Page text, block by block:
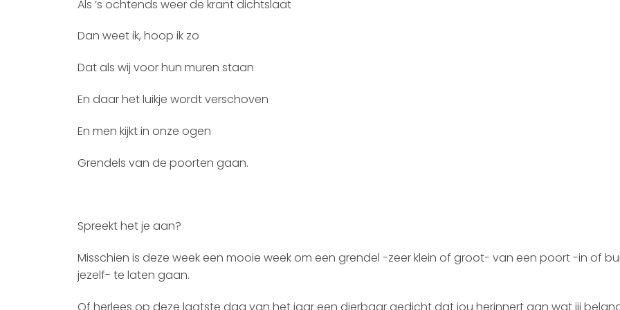
Als ’s ochtends weer de krant dichtslaat
Dan weet ik, hoop ik zo
Dat als wij voor hun muren staan
En daar het luikje wordt verschoven
En men kijkt in onze ogen
Grendels van de poorten gaan.
Spreekt het je aan?
Misschien is deze week een mooie week om een grendel -zeer klein of groot- van een poort -in of
jezelf- te laten gaan.
Of herlees op deze laatste dag van het jaar een dierbaar gedicht dat jou herinnert aan wat jij